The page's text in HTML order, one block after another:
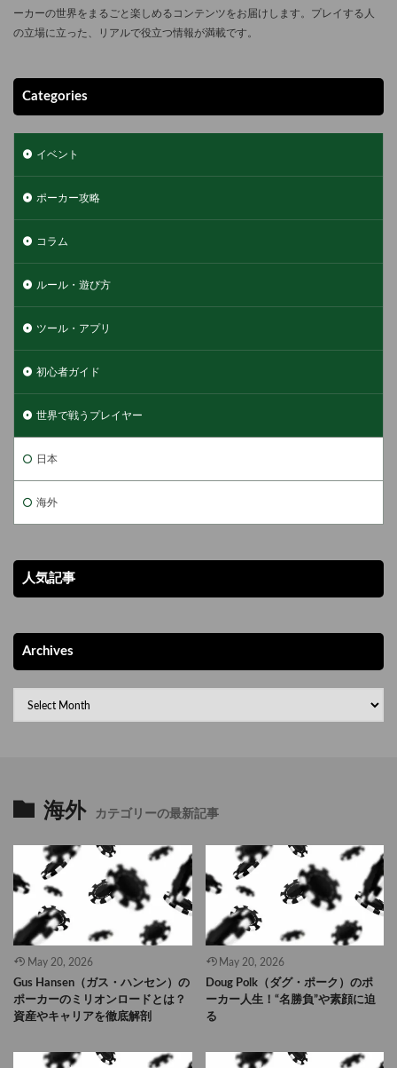
ーカーの世界をまるごと楽しめるコンテンツをお届けします。プレイする人
の立場に立った、リアルで役立つ情報が満載です。
Categories
イベント
ポーカー攻略
コラム
ルール・遊び方
ツール・アプリ
初心者ガイド
世界で戦うプレイヤー
日本
海外
人気記事
Archives
海外 カテゴリーの最新記事
May 20, 2026
Gus Hansen（ガス・ハンセン）の
ポーカーのミリオンロードとは？
資産やキャリアを徹底解剖
May 20, 2026
Doug Polk（ダグ・ポーク）のポ
ーカー人生！“名勝負”や素顔に迫
る